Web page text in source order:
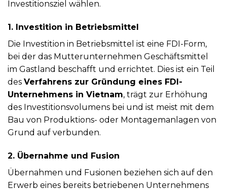
Investitionsziel wählen.
1. Investition in Betriebsmittel
Die Investition in Betriebsmittel ist eine FDI-Form,
bei der das Mutterunternehmen Geschäftsmittel
im Gastland beschafft und errichtet. Dies ist ein Teil
des Verfahrens zur Gründung eines FDI-
Unternehmens in Vietnam, trägt zur Erhöhung
des Investitionsvolumens bei und ist meist mit dem
Bau von Produktions- oder Montagemanlagen von
Grund auf verbunden.
2. Übernahme und Fusion
Übernahmen und Fusionen beziehen sich auf den
Erwerb eines bereits betriebenen Unternehmens